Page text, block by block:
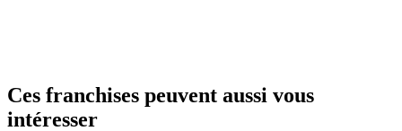
Ces franchises peuvent aussi vous
intéresser